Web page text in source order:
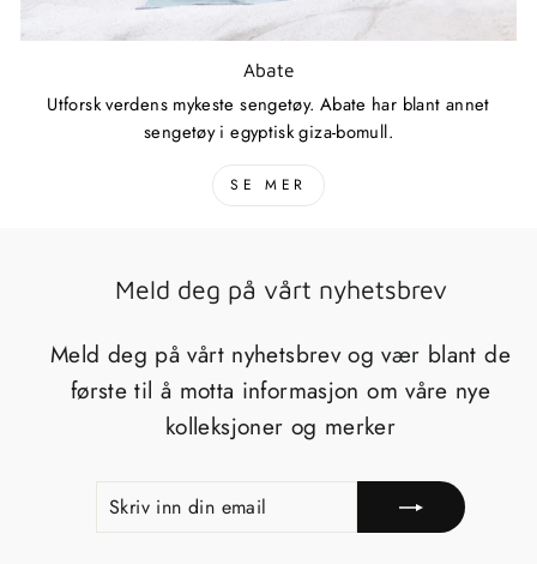
Abate
Utforsk verdens mykeste sengetøy. Abate har blant annet
sengetøy i egyptisk giza-bomull.
SE MER
Meld deg på vårt nyhetsbrev
Meld deg på vårt nyhetsbrev og vær blant de
første til å motta informasjon om våre nye
kolleksjoner og merker
DIN